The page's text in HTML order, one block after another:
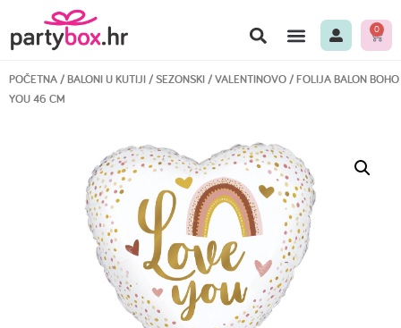
0
POČETNA/BALONI U KUTIJI/SEZONSKI/VALENTINOVO/ FOLIJA BALON
YOU 46 CM